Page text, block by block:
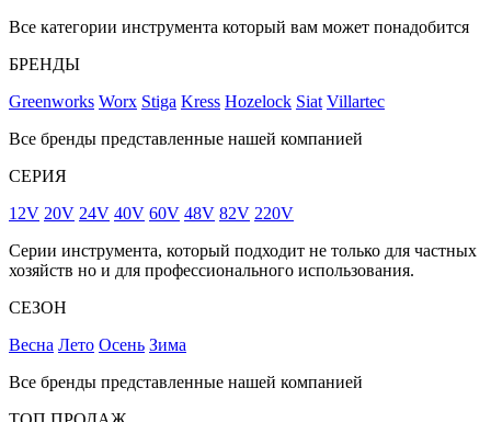
Все категории инструмента который вам может понадобится
БРЕНДЫ
Greenworks Worx Stiga Kress Hozelock Siat Villartec
Все бренды представленные нашей компанией
СЕРИЯ
12V 20V 24V 40V 60V 48V 82V 220V
Серии инструмента, который подходит не только для частных
хозяйств но и для профессионального использования.
СЕЗОН
Весна Лето Осень Зима
Все бренды представленные нашей компанией